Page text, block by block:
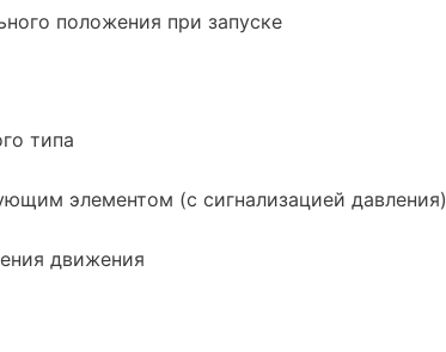
положения при запуске
типа
элементом (с сигнализацией давления)
движения